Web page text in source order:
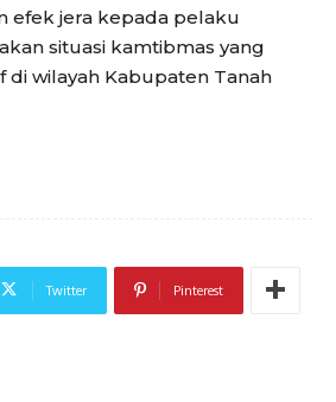
efek jera kepada pelaku
situasi kamtibmas yang
di wilayah Kabupaten Tanah
Twitter Pinterest